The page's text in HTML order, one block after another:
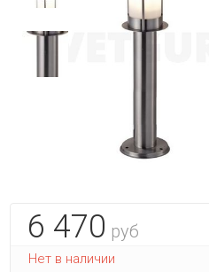
Еще
6 470 руб
Нет в наличии